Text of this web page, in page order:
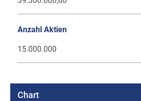
Anzahl Aktien
15.000.000
Chart